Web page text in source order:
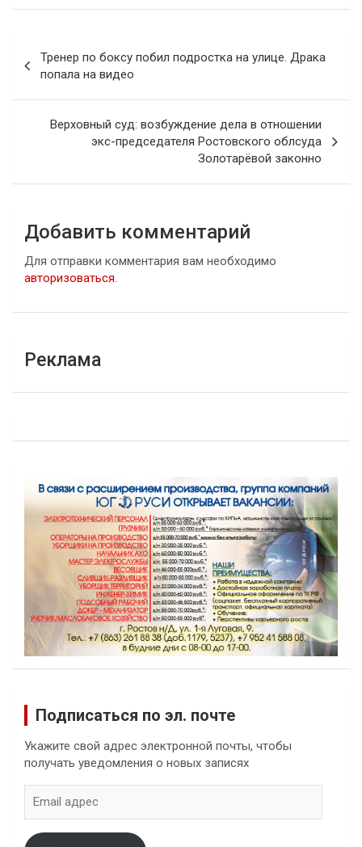
по
записям
Тренер по боксу побил подростка на улице. Драка
попала на видео
Верховный суд: возбуждение дела в отношении
экс-председателя Ростовского облсуда
Золотарёвой законно
Добавить комментарий
Для отправки комментария вам необходимо
авторизоваться.
Реклама
Подписаться по эл. почте
Укажите свой адрес электронной почты, чтобы
получать уведомления о новых записях
адрес